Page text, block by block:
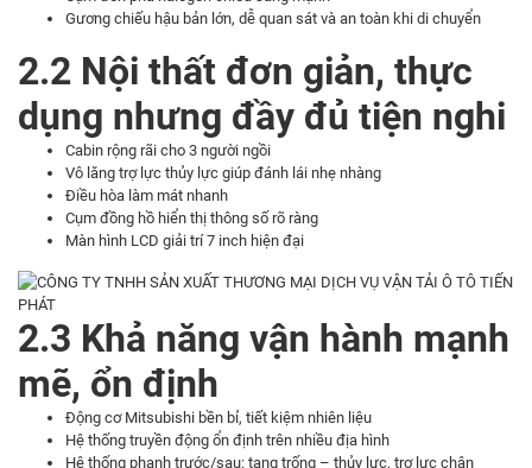
Gương chiếu hậu bản lớn, dễ quan sát và an toàn khi di chuyển
2.2 Nội thất đơn giản, thực
dụng nhưng đầy đủ tiện nghi
Cabin rộng rãi cho 3 người ngồi
Vô lăng trợ lực thủy lực giúp đánh lái nhẹ nhàng
Điều hòa làm mát nhanh
Cụm đồng hồ hiển thị thông số rõ ràng
Màn hình LCD giải trí 7 inch hiện đại
2.3 Khả năng vận hành mạnh
mẽ, ổn định
Động cơ Mitsubishi bền bỉ, tiết kiệm nhiên liệu
Hệ thống truyền động ổn định trên nhiều địa hình
Hệ thống phanh trước/sau: tang trống – thủy lực, trợ lực chân